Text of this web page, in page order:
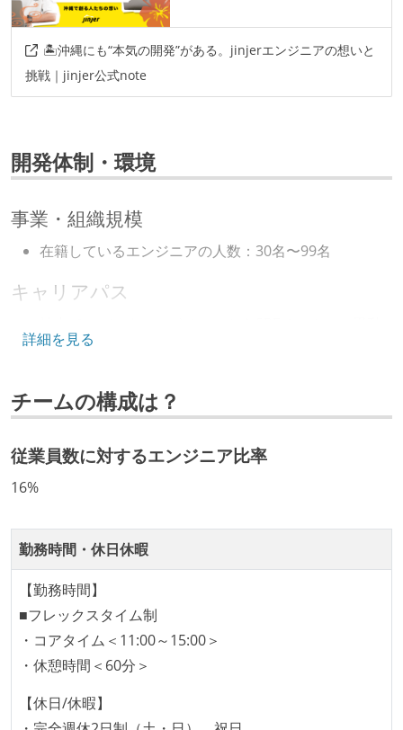
🏝️沖縄にも“本気の開発”がある。jinjerエンジニアの想いと
挑戦｜jinjer公式note
開発体制・環境
事業・組織規模
在籍しているエンジニアの人数：30名〜99名
キャリアパス
など、キャリア形成を目的とした職域を超えての積極
マネージャーやCTOと高頻度（月1程度）でキャリアに
ついて話す場が設けられている
技術カルチャー
社外から登壇を依頼・指名を受けるようなエンジニア
が在籍している
エンジニアが自発的に外部のイベントやカンファレン
スに登壇している
最新技術を追いかけるための社内勉強会が定期開催さ
れ、参加者が自主的に参加している
Slack等で、最新技術の良し悪しをメンバーがよく会話
している
詳細を見る
チームの構成は？
従業員数に対するエンジニア比率
16%
勤務時間・休日休暇
【勤務時間】
■フレックスタイム制
・コアタイム＜11:00～15:00＞
・休憩時間＜60分＞
【休日/休暇】